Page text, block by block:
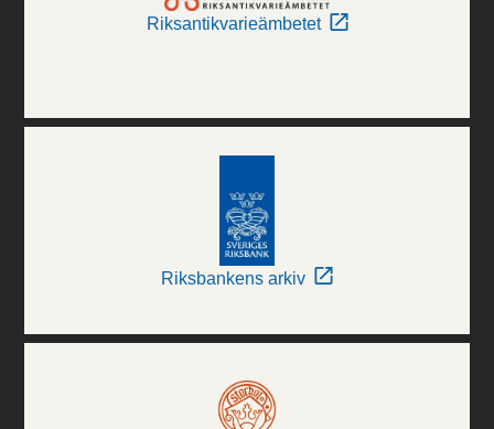
Riksantikvarieämbetet
Riksbankens arkiv